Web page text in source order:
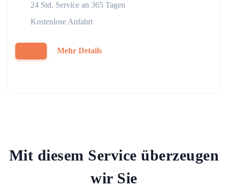
24 Std. Service an 365 Tagen
Kostenlose Anfahrt
Mehr Details
Mit diesem Service überzeugen
wir Sie